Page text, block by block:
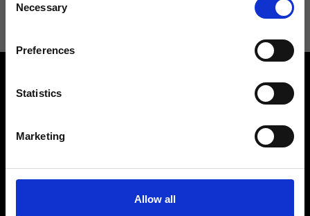
Selection
Necessary
Preferences
Statistics
Marketing
Allow all
Rispondiamo a tutte le tue
richieste